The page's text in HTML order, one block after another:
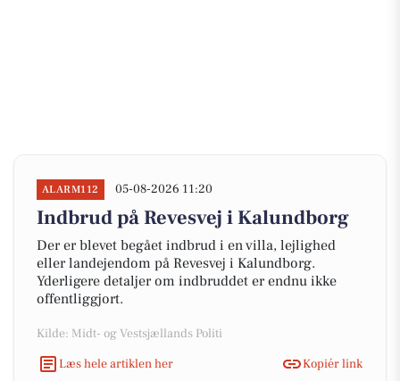
ALARM112 05-08-2026 11:20
Indbrud på Revesvej i Kalundborg
Der er blevet begået indbrud i en villa, lejlighed
eller landejendom på Revesvej i Kalundborg.
Yderligere detaljer om indbruddet er endnu ikke
offentliggjort.
Kilde: Midt- og Vestsjællands Politi
Læs hele artiklen her
Kopiér link